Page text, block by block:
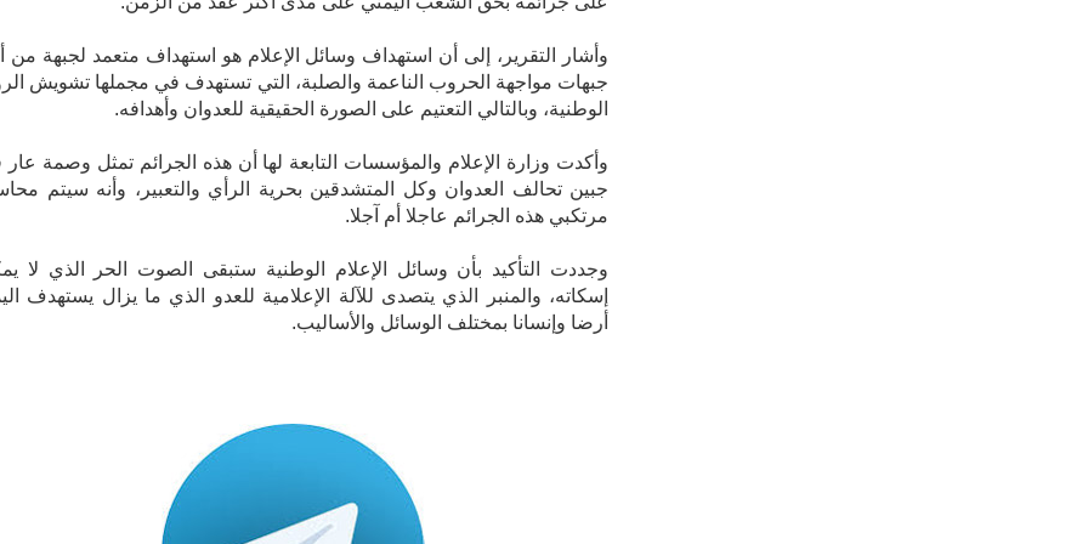
وأشار التقرير، إلى أن استهداف وسائل الإعلام هو استهداف متعمد لجبهة من
جبهات مواجهة الحروب الناعمة والصلبة، التي تستهدف في مجملها تشويش
الوطنية، وبالتالي التعتيم على الصورة الحقيقية للعدوان وأهدافه.
وأكدت وزارة الإعلام والمؤسسات التابعة لها أن هذه الجرائم تمثل وصمة
جبين تحالف العدوان وكل المتشدقين بحرية الرأي والتعبير، وأنه سيتم
مرتكبي هذه الجرائم عاجلا أم آجلا.
وجددت التأكيد بأن وسائل الإعلام الوطنية ستبقى الصوت الحر الذي لا
إسكاته، والمنبر الذي يتصدى للآلة الإعلامية للعدو الذي ما يزال يستهدف
أرضا وإنسانا بمختلف الوسائل والأساليب.